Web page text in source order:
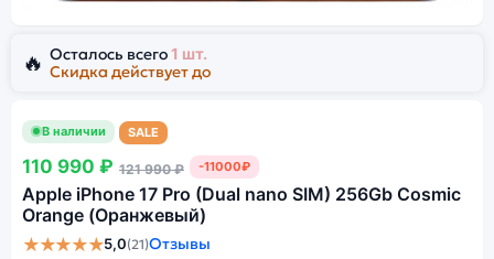
🔥 Осталось всего1 шт.
Скидка действует до
В наличии SALE
110 990 ₽ 121 990 ₽ -11000₽
Apple iPhone 17 Pro (Dual nano SIM) 256Gb Cosmic
Orange (Оранжевый)
★★★★★5,0(21)Отзывы